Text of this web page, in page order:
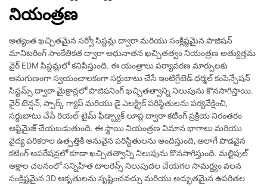
నియంత్రణ
అత్యంత ఖచ్చితమైన సర్వో సిస్టమ్ల ద్వారా మరియు సంక్లిష్టమైన పొజిషన్
మానిటరింగ్ సాంకేతికత ద్వారా అధునాతన ఖచ్చితత్వం నియంత్రణ అత్యుత్తమ
వైర్ EDM సిస్టమ్లలో కనిపిస్తుంది. ఈ యంత్రాలు పర్యావరణ మార్పులకు
అనుగుణంగా స్వయంచాలకంగా సర్దుబాటు చేసే ఇంటిగ్రేటెడ్ థర్మల్ కంపెన్సేషన్
సిస్టమ్స్ ద్వారా మైక్రాన్లలో పొజిషనింగ్ ఖచ్చితత్వాన్ని నిలుపును కొనసాగిస్తాయి.
వైర్ టెన్షన్, స్పార్క్ గ్యాప్ మరియు డై ఎలక్ట్రిక్ పరిస్థితులను పర్యవేక్షించి,
సర్దుబాటు చేసే రియల్-టైమ్ ఫీడ్బ్యాక్ లూప్ల ద్వారా కటింగ్ ప్రక్రియ నిరంతరం
ఆప్టిమైజ్ చేయబడుతుంది. ఈ స్థాయి నియంత్రణ విమాన భాగాలు మరియు
వైద్య పరికరాల ఉత్పత్తికి అనువైన పరిస్థితులను అందిస్తుంది, అలాగే పొడవైన
కటింగ్ ఆపరేషన్లలో కూడా ఖచ్చితత్వాన్ని నిలుపును కొనసాగిస్తుంది. మల్టిపుల్
అక్షాల చలనంలో సన్నిహిత టాలరెన్స్ నిలుపుదల చేయగల సామర్థ్యం వలన
సంక్లిష్టమైన 3D ఆకృతులను సృష్టించవచ్చు మరియు అద్భుతమైన ఉపరితల